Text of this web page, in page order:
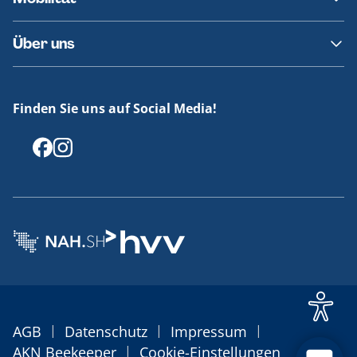
Fundsachen
Häufige Fragen
Barrierefreies Reisen
Erklärung Barrierefreiheit
Über uns
Offenlegungen
Finden Sie uns auf Social Media!
AGB | Datenschutz | Impressum |
AKN Beekeeper | Cookie-Einstellungen